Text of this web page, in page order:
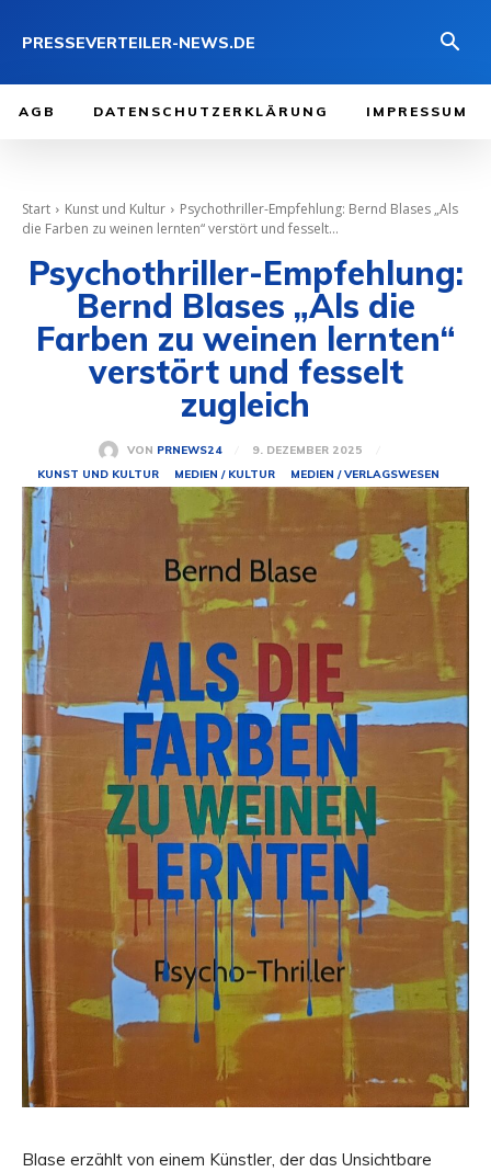
PRESSEVERTEILER-NEWS.DE
AGB DATENSCHUTZERKLÄRUNG IMPRESSUM
Start Kunst und Kultur
Psychothriller-Empfehlung: Bernd Blases „Als
die Farben zu weinen lernten“ verstört und fesselt...
Psychothriller-Empfehlung:
Bernd Blases „Als die
Farben zu weinen lernten“
verstört und fesselt
zugleich
VON PRNEWS24
9. DEZEMBER 2025
KUNST UND KULTUR
MEDIEN / KULTUR MEDIEN / VERLAGSWESEN
Blase erzählt von einem Künstler, der das Unsichtbare